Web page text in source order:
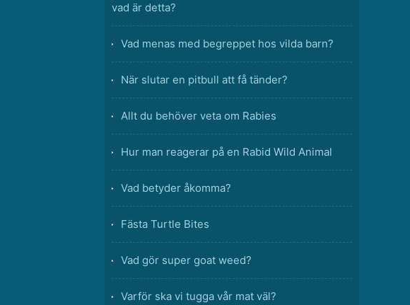
vad är detta?
Vad menas med begreppet hos vilda barn?
När slutar en pitbull att få tänder?
Allt du behöver veta om Rabies
Hur man reagerar på en Rabid Wild Animal
Vad betyder åkomma?
Fästa Turtle Bites
Vad gör super goat weed?
Varför ska vi tugga vår mat väl?